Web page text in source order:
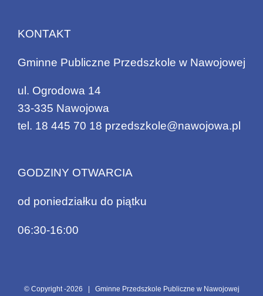
KONTAKT
Gminne Publiczne Przedszkole w Nawojowej
ul. Ogrodowa 14
33-335 Nawojowa
tel. 18 445 70 18 przedszkole@nawojowa.pl
GODZINY OTWARCIA
od poniedziałku do piątku
06:30-16:00
© Copyright -2026 | Gminne Przedszkole Publiczne w Nawojowej